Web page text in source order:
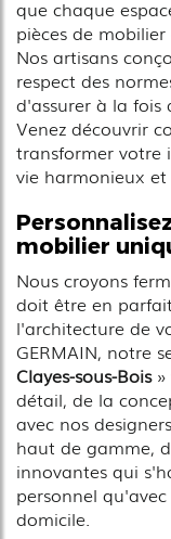
que chaque
pièces de
Nos artisans
respect des
d'assurer à la
Venez découvrir
transformer votre
vie harmonieux
mobilier
Nous croyons
doit être en
l'architecture de
GERMAIN, notre
Clayes-sous-Bois»
détail, de la
avec nos
haut de gamme,
innovantes qui
personnel
domicile.